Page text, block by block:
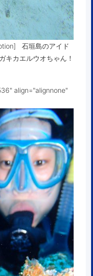
石垣島のアイド
キカエルウオちゃん！
align="alignnone"